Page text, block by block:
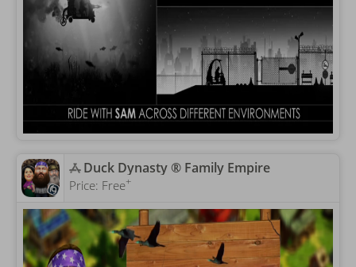
‎Duck Dynasty ® Family Empire
Price: Free+